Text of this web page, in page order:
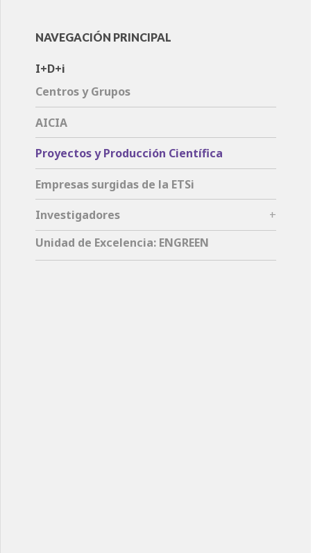
NAVEGACIÓN PRINCIPAL
I+D+i
Centros y Grupos
AICIA
Proyectos y Producción Científica
Empresas surgidas de la ETSi
Investigadores
Unidad de Excelencia: ENGREEN